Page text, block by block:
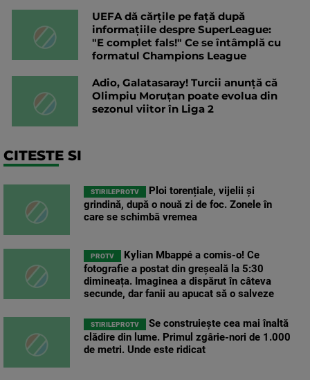
UEFA dă cărțile pe față după
informațiile despre SuperLeague:
"E complet fals!" Ce se întâmplă cu
formatul Champions League
Adio, Galatasaray! Turcii anunță că
Olimpiu Moruțan poate evolua din
sezonul viitor în Liga 2
CITESTE SI
STIRILEPROTV
Ploi torențiale, vijelii și
grindină, după o nouă zi de foc. Zonele în
care se schimbă vremea
PROTV
Kylian Mbappé a comis-o! Ce
fotografie a postat din greșeală la 5:30
dimineața. Imaginea a dispărut în câteva
secunde, dar fanii au apucat să o salveze
STIRILEPROTV
Se construiește cea mai înaltă
clădire din lume. Primul zgârie-nori de 1.000
de metri. Unde este ridicat